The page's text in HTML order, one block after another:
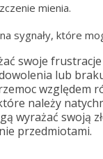
mienia.
sygnały, które
swoje
lub
względem
należy
wyrażać swoją
przedmiotami.